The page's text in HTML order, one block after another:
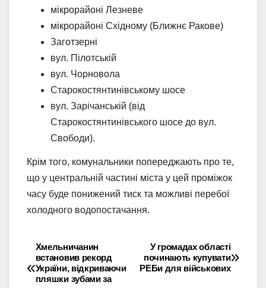
мікрорайоні Лезневе
мікрорайоні Східному (Ближнє Ракове)
Заготзерні
вул. Пілотській
вул. Чорновола
Старокостянтинівському шосе
вул. Зарічанській (від
Старокостянтинівського шосе до вул.
Свободи).
Крім того, комунальники попереджають про те,
що у центральній частині міста у цей проміжок
часу буде понижений тиск та можливі перебої
холодного водопостачання.
Навігація
записів
У громадах області
починають купувати
РЕБи для військових
Хмельничанин
встановив рекорд
України, відкриваючи
пляшки зубами за